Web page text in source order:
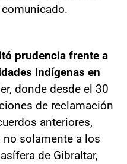
prudencia frente a
indígenas en
donde desde el 30
de reclamación
anteriores,
no solamente a los
de Gibraltar,